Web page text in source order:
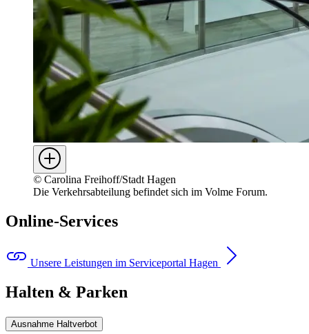
© Carolina Freihoff/Stadt Hagen
Die Verkehrsabteilung befindet sich im Volme Forum.
Online-Services
Unsere Leistungen im Serviceportal Hagen
Halten & Parken
Ausnahme Haltverbot